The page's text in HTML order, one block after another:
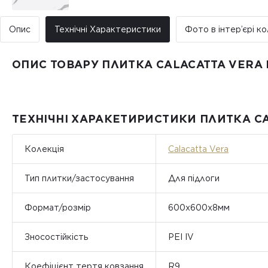
Опис Технічні Характеристики Фото в інтер’єрі
ОПИС ТОВАРУ ПЛИТКА CALACATTA
ТЕХНІЧНІ ХАРАКЕТИРИСТИКИ ПЛИТКА
Колекція Calacatta Vera
Тип плитки/застосування Для підлоги
Формат/розмір 600х600х8мм
Зносостійкість PEI IV